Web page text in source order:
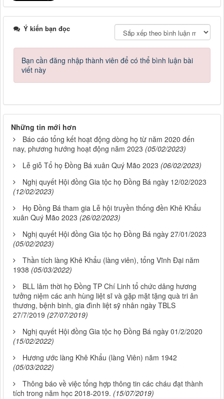
Ý kiến bạn đọc
Bạn cần đăng nhập thành viên để có thể bình luận bài
viết này
Những tin mới hơn
Báo cáo tổng kết hoạt động dòng họ từ năm 2020 đến
nay, phương hướng hoạt động năm 2023 (05/02/2023)
Lễ giỗ Tổ họ Đồng Bá xuân Quý Mão 2023 (06/02/2023)
Nghị quyết Hội đồng Gia tộc họ Đồng Bá ngày 12/02/2023
(12/02/2023)
Họ Đồng Bá tham gia Lễ hội truyền thống đền Khê Khẩu
xuân Quý Mão 2023 (26/02/2023)
Nghị quyết Hội đồng Gia tộc họ Đồng Bá ngày 27/01/2023
(05/02/2023)
Thần tích làng Khê Khẩu (làng viên), tổng Vĩnh Đại năm
1938 (05/03/2022)
BLL lâm thời họ Đồng TP Chí Linh tổ chức dâng hương
tưởng niệm các anh hùng liệt sĩ và gặp mặt tặng quà tri ân
thương, bệnh binh, gia đình liệt sỹ nhân ngày TBLS
27/7/2019 (27/07/2019)
Nghị quyết Hội đồng Gia tộc họ Đồng Bá ngày 01/2/2020
(15/02/2022)
Hương ước làng Khê Khẩu (làng Viên) năm 1942
(05/03/2022)
Thông báo về việc tổng hợp thông tin các cháu đạt thành
tích trong năm học 2018-2019. (15/07/2019)